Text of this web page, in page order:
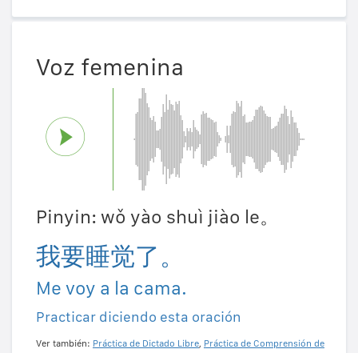
Voz femenina
Pinyin: wǒ yào shuì jiào le。
我要睡觉了。
Me voy a la cama.
Practicar diciendo esta oración
Ver también: Práctica de Dictado Libre, Práctica de Comprensión de